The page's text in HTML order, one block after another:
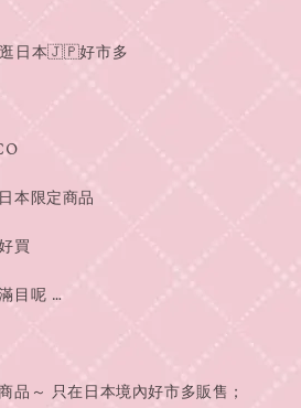
日本🇯🇵好市多
本限定商品
買
目呢 …
品～ 只在日本境內好市多販售；